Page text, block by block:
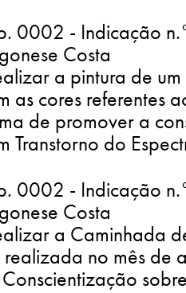
0002 - Indicação
Costa
a pintura de
as cores referentes
de promover a
Transtorno do
0002 - Indicação
Costa
a Caminhada
realizada no mês de